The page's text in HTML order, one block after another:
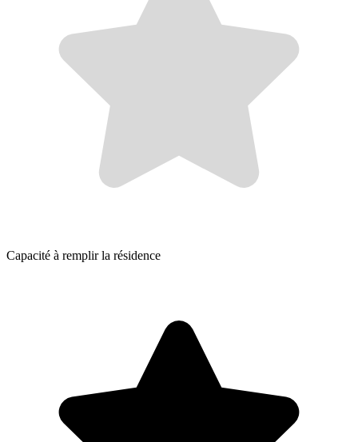
Capacité à remplir la résidence